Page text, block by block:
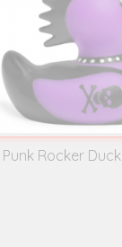
Punk Rocker Duck